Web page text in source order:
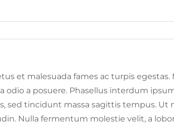
et malesuada fames ac turpis egestas.
odio a posuere. Phasellus interdum
sed tincidunt massa sagittis tempus. Ut
Nulla fermentum molestie velit, a